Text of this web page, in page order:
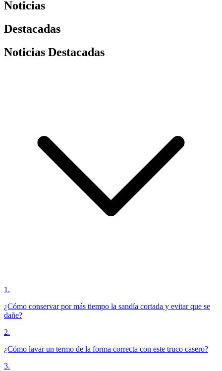
Noticias
Destacadas
Noticias Destacadas
1 .
¿Cómo conservar por más tiempo la sandía cortada y evitar que se
dañe?
2.
¿Cómo lavar un termo de la forma correcta con este truco casero?
3.